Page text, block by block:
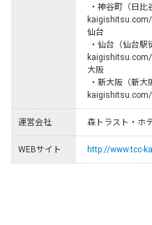
仙台
大阪
運営会社 森トラスト・ホ
WEBサイト http://www.tcc-